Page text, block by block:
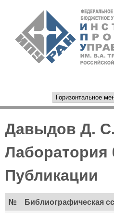
Перейти к
РАН
Давыдов Д.
Лаборатория
Публикации
№ Библиографическая